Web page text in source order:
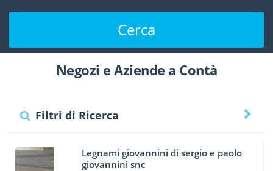
Cerca
Negozi e Aziende a Contà
Filtri di Ricerca
Legnami giovannini di sergio e paolo
giovannini snc